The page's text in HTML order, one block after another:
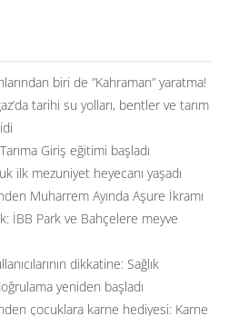
biri de ”Kahraman” yaratma!
tarihi su yolları, bentler ve tarım
Giriş eğitimi başladı
ilk mezuniyet heyecanı yaşadı
Muharrem Ayında Aşure İkramı
İBB Park ve Bahçelere meyve
dikkatine: Sağlık
yeniden başladı
çocuklara karne hediyesi: Karne